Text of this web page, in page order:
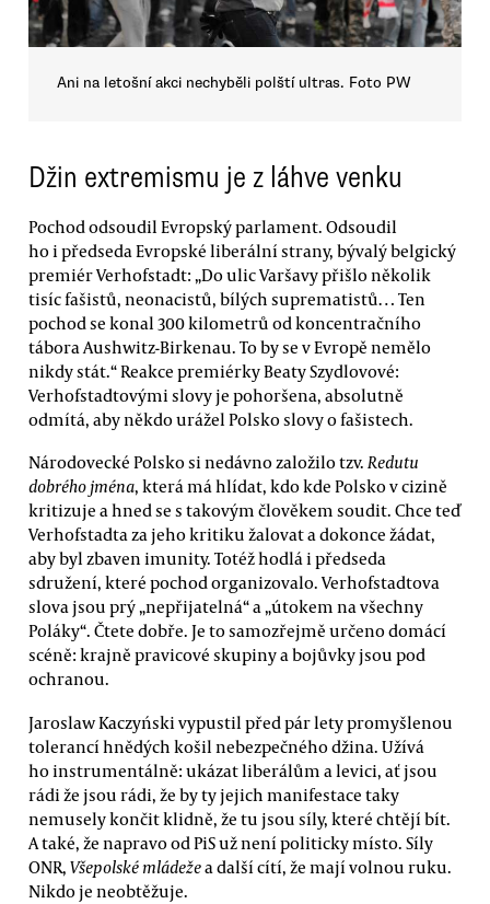
Ani na letošní akci nechyběli polští ultras. Foto PW
Džin extremismu je z láhve venku
Pochod odsoudil Evropský parlament. Odsoudil
ho i předseda Evropské liberální strany, bývalý belgický
premiér Verhofstadt: „Do ulic Varšavy přišlo několik
tisíc fašistů, neonacistů, bílých suprematistů… Ten
pochod se konal 300 kilometrů od koncentračního
tábora Aushwitz-Birkenau. To by se v Evropě nemělo
nikdy stát.“ Reakce premiérky Beaty Szydlovové:
Verhofstadtovými slovy je pohoršena, absolutně
odmítá, aby někdo urážel Polsko slovy o fašistech.
Národovecké Polsko si nedávno založilo tzv. Redutu
dobrého jména, která má hlídat, kdo kde Polsko v cizině
kritizuje a hned se s takovým člověkem soudit. Chce teď
Verhofstadta za jeho kritiku žalovat a dokonce žádat,
aby byl zbaven imunity. Totéž hodlá i předseda
sdružení, které pochod organizovalo. Verhofstadtova
slova jsou prý „nepřijatelná“ a „útokem na všechny
Poláky“. Čtete dobře. Je to samozřejmě určeno domácí
scéně: krajně pravicové skupiny a bojůvky jsou pod
ochranou.
Jaroslaw Kaczyński vypustil před pár lety promyšlenou
tolerancí hnědých košil nebezpečného džina. Užívá
ho instrumentálně: ukázat liberálům a levici, ať jsou
rádi že jsou rádi, že by ty jejich manifestace taky
nemusely končit klidně, že tu jsou síly, které chtějí bít.
A také, že napravo od PiS už není politicky místo. Síly
ONR, Všepolské mládežea další cítí, že mají volnou ruku.
Nikdo je neobtěžuje.